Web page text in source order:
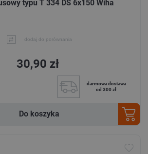
typu T 334 DS 6x150 Wiha
dodaj do porównania
30,90 zł
darmowa dostawa
od 300 zł
Do koszyka